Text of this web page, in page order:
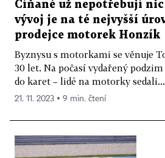
Číňané už nepotřebují
vývoj je na té nejvyšší
prodejce motorek Honzík
Byznysu s motorkami se věnuje
30 let. Na počasí vydařený
do karet – lidé na motorky sedali...
21. 11. 2023 ▪ 9 min. čtení